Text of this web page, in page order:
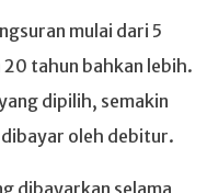
mulai dari 5
tahun bahkan lebih.
dipilih, semakin
dibayar oleh debitur.
dibayarkan selama